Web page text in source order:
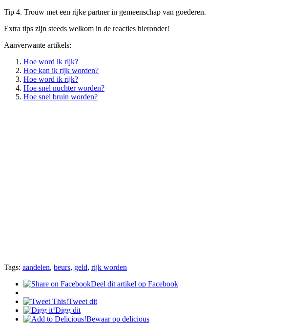
Tip 4. Trouw met een rijke partner in gemeenschap van goederen.
Extra tips zijn steeds welkom in de reacties hieronder!
Aanverwante artikels:
Hoe word ik rijk?
Hoe kan ik rijk worden?
Hoe word ik rijk?
Hoe snel nuchter worden?
Hoe snel bruin worden?
Tags: aandelen, beurs, geld, rijk worden
Deel dit artikel op Facebook
Tweet dit
Digg dit
Bewaar op delicious